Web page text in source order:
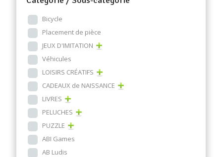
Bicycle
Placement de pièce
JEUX D'IMITATION
Véhicules
LOISIRS CRÉATIFS
CADEAUX de NAISSANCE
LIVRES
PELUCHES
PUZZLE
ABI Games
AB Ludis